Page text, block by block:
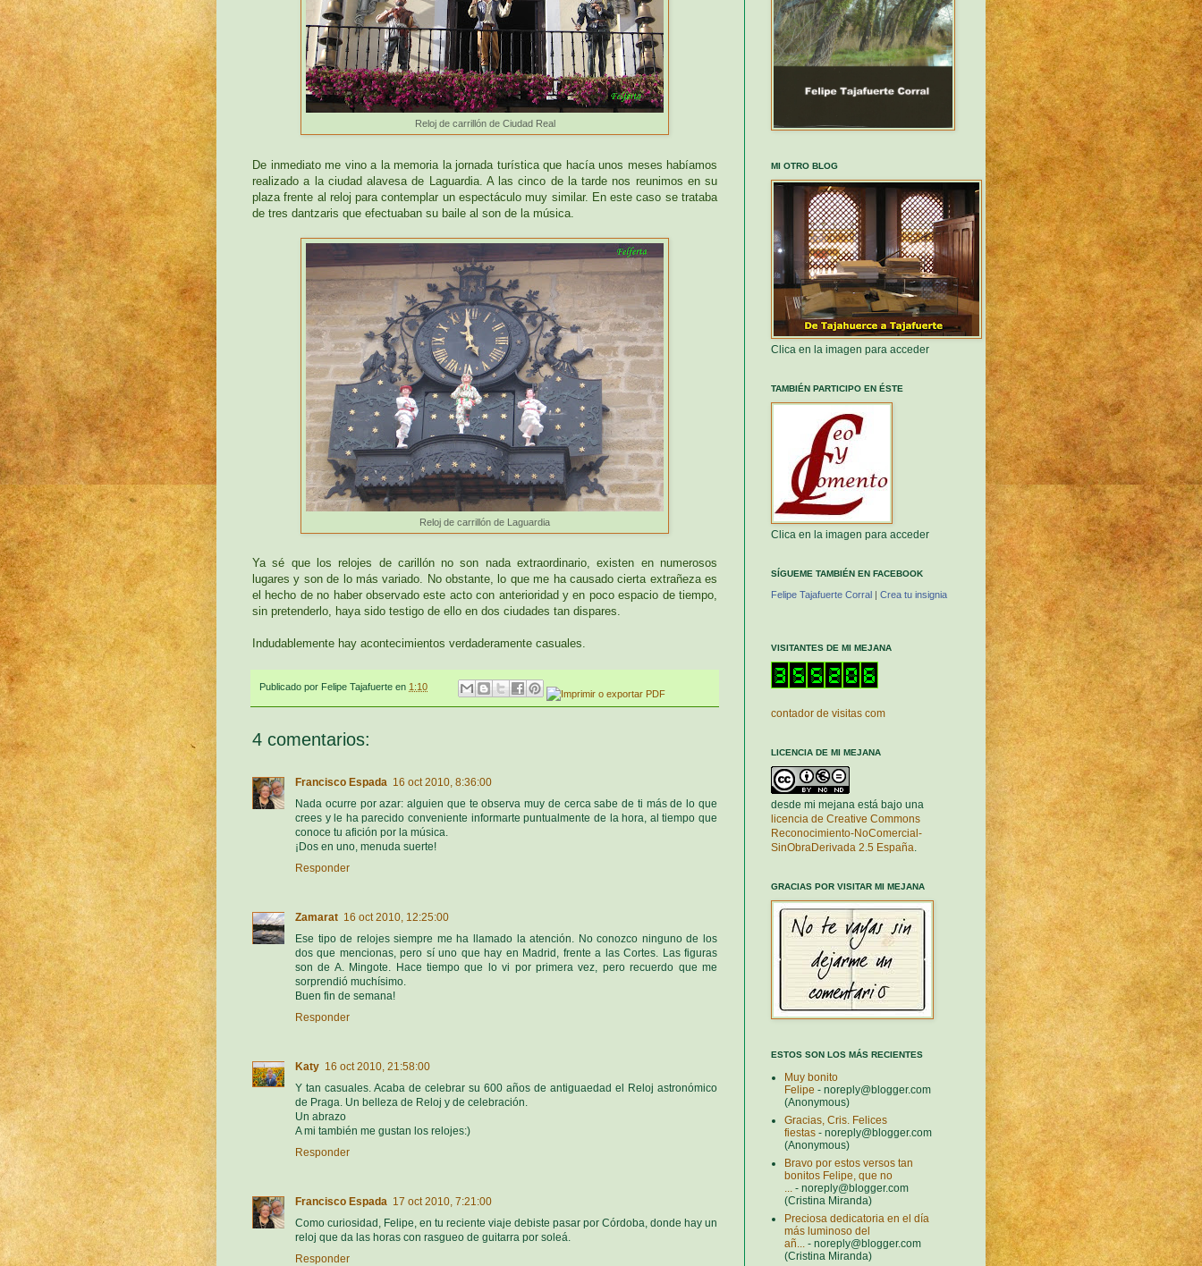
Reloj de carrillón de Ciudad Real
De inmediato me vino a la memoria la jornada turística que hacía unos meses habíamos
realizado a la ciudad alavesa de Laguardia. Alas cinco de la tarde nos reunimos en su
plaza frente al reloj para contemplar un espectáculo muy similar. En este caso se trataba
de tres dantzaris que efectuaban su baile al son de la música.
Reloj de carrillón de Laguardia
Ya sé que los relojes de carillón no son nada extraordinario, existen en numerosos
lugares y son de lo más variado. No obstante, lo que me ha causado cierta extrañeza es
el hecho de no haber observado este acto con anterioridad y en poco espacio de tiempo,
sin pretenderlo, haya sido testigo de ello en dos ciudades tan dispares.
Indudablemente hay acontecimientos verdaderamente casuales.
Publicado por Felipe Tajafuerte en 1:10
4 comentarios:
Francisco Espada 16 oct 2010, 8:36:00
Nada ocurre por azar: alguien que te observa muy de cerca sabe de ti más de lo que
crees y le ha parecido conveniente informarte puntualmente de la hora, al tiempo que
conoce tu afición por la música.
¡Dos en uno, menuda suerte!
Responder
Zamarat 16 oct 2010, 12:25:00
Ese tipo de relojes siempre me ha llamado la atención. No conozco ninguno de los
dos que mencionas, pero sí uno que hay en Madrid, frente a las Cortes. Las figuras
son de A. Mingote. Hace tiempo que lo vi por primera vez, pero recuerdo que me
sorprendió muchísimo.
Buen fin de semana!
Responder
Katy 16 oct 2010, 21:58:00
Y tan casuales. Acaba de celebrar su 600 años de antiguaedad el Reloj astronómico
de Praga. Un belleza de Reloj y de celebración.
Un abrazo
A mi también me gustan los relojes:)
Responder
Francisco Espada 17 oct 2010, 7:21:00
Como curiosidad, Felipe, en tu reciente viaje debiste pasar por Córdoba, donde hay un
reloj que da las horas con rasgueo de guitarra por soleá.
Responder
MI OTRO BLOG
Clica en la imagen para acceder
TAMBIÉN PARTICIPO EN ÉSTE
Clica en la imagen para acceder
SÍGUEME TAMBIÉN EN FACEBOOK
Felipe Tajafuerte Corral | Crea tu insignia
VISITANTES DE MI MEJANA
contador de visitas com
LICENCIA DE MI MEJANA
desde mi mejana está bajo una
licencia de Creative Commons
Reconocimiento-NoComercial-
SinObraDerivada 2.5 España
GRACIAS POR VISITAR MI MEJANA
ESTOS SON LOS MÁS RECIENTES
Muy bonito
Felipe - noreply@blogger.com
(Anonymous)
Gracias, Cris. Felices
fiestas - noreply@blogger.com
(Anonymous)
Bravo por estos versos tan
bonitos Felipe, que no
- noreply@blogger.com
(Cristina Miranda)
Preciosa dedicatoria en el día
más luminoso del
añ...
- noreply@blogger.com
(Cristina Miranda)